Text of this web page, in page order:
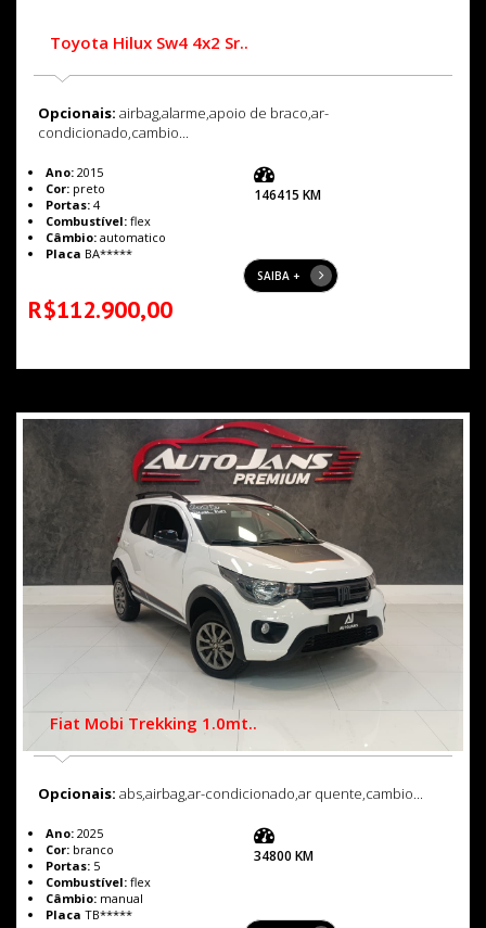
Toyota Hilux Sw4 4x2 Sr..
Opcionais: airbag,alarme,apoio de braco,ar-
condicionado,cambio...
Ano: 2015
Cor: preto
Portas: 4
Combustível: flex
Câmbio: automatico
Placa BA*****
R$112.900,00
146415 KM
SAIBA +
Fiat Mobi Trekking 1.0mt..
Opcionais: abs,airbag,ar-condicionado,ar quente,cambio...
Ano: 2025
Cor: branco
Portas: 5
Combustível: flex
Câmbio: manual
Placa TB*****
34800 KM